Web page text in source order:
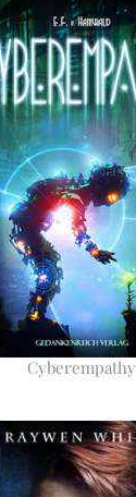
Cyberempathy